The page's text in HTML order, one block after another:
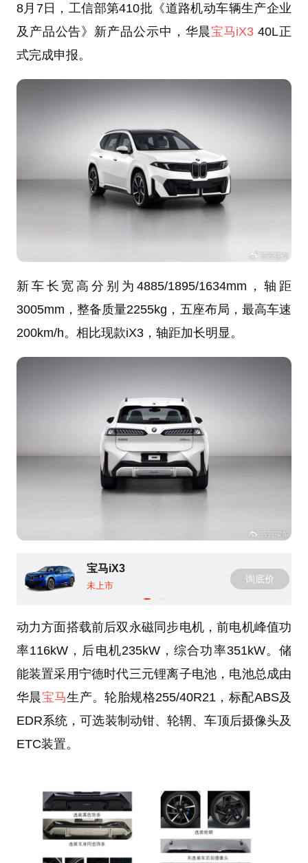
8月7日，工信部第410批《道路机动车辆生产企业
及产品公告》新产品公示中，华晨宝马iX3 40L正
式完成申报。
新车长宽高分别为4885/1895/1634mm，轴距
3005mm，整备质量2255kg，五座布局，最高车速
200km/h。相比现款iX3，轴距加长明显。
宝马iX3
未上市
询底价
动力方面搭载前后双永磁同步电机，前电机峰值功
率116kW，后电机235kW，综合功率351kW。储
能装置采用宁德时代三元锂离子电池，电池总成由
华晨宝马生产。轮胎规格255/40R21，标配ABS及
EDR系统，可选装制动钳、轮辋、车顶后摄像头及
ETC装置。